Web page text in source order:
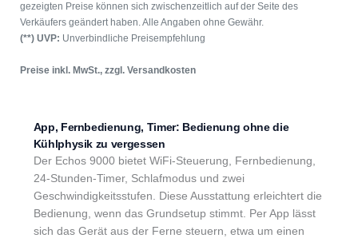
gezeigten Preise können sich zwischenzeitlich auf der Seite des
Verkäufers geändert haben. Alle Angaben ohne Gewähr.
(**) UVP: Unverbindliche Preisempfehlung
Preise inkl. MwSt., zzgl. Versandkosten
App, Fernbedienung, Timer: Bedienung ohne die
Kühlphysik zu vergessen
Der Echos 9000 bietet WiFi-Steuerung, Fernbedienung,
24-Stunden-Timer, Schlafmodus und zwei
Geschwindigkeitsstufen. Diese Ausstattung erleichtert die
Bedienung, wenn das Grundsetup stimmt. Per App lässt
sich das Gerät aus der Ferne steuern, etwa um einen